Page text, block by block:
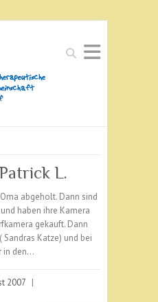
Suchen
L.
abgeholt. Dann sind
haben ihre Kamera
gekauft. Dann
Katze) und bei
in den…
2007 |